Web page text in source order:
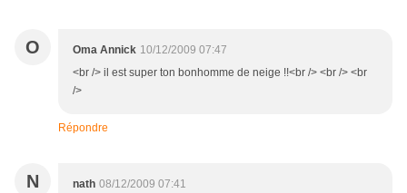
O Oma Annick 10/12/2009 07:47
<br /> il est super ton bonhomme de neige !!<br /> <br /> <br
/>
Répondre
N nath 08/12/2009 07:41